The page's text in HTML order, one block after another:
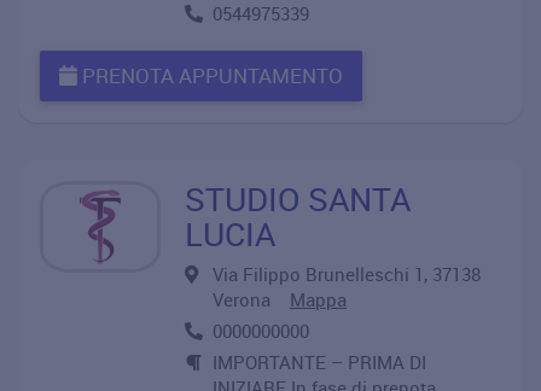
0544975339
PRENOTA APPUNTAMENTO
STUDIO SANTA
LUCIA
Via Filippo Brunelleschi 1, 37138
Verona Mappa
0000000000
IMPORTANTE – PRIMA DI